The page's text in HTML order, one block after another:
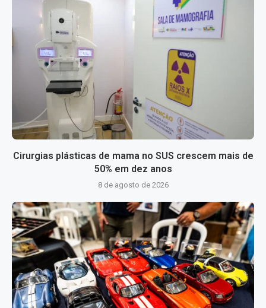
Cirurgias plásticas de mama no SUS crescem mais de
50% em dez anos
8 de agosto de 2026